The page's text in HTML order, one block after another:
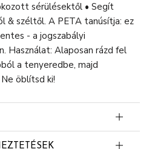
sérülésektől • Segít
& széltől. A PETA tanúsítja: ez
- a jogszabályi
Használat: Alaposan rázd fel
a tenyeredbe, majd
öblítsd ki!